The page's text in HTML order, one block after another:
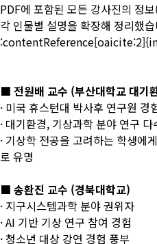
PDF에 포함된 모든 강사진의 정
각 인물별 설명을 확장해 정리했
■ 전원배 교수 (부산대학교 대기
· 미국 휴스턴대 박사후 연구원 경
· 대기환경, 기상과학 분야 연구 다
· 기상학 전공을 고려하는 학생에
로 유명
■ 송환진 교수 (경북대학교)
· 지구시스템과학 분야 권위자
· AI 기반 기상 연구 참여 경험
· 청소년 대상 강연 경험 풍부